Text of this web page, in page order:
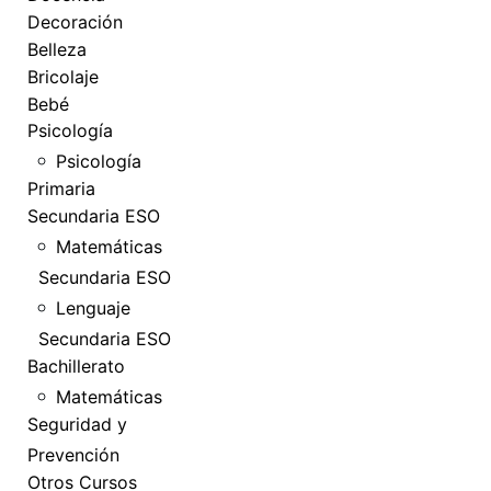
Decoración
Belleza
Bricolaje
Bebé
Psicología
Psicología
Primaria
Secundaria ESO
Matemáticas
Secundaria ESO
Lenguaje
Secundaria ESO
Bachillerato
Matemáticas
Seguridad y
Prevención
Otros Cursos